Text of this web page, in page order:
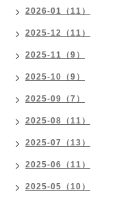
2026-01（11）
2025-12（11）
2025-11（9）
2025-10（9）
2025-09（7）
2025-08（11）
2025-07（13）
2025-06（11）
2025-05（10）